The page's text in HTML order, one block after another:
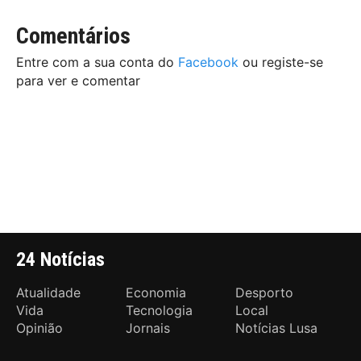
Comentários
Entre com a sua conta do Facebook ou registe-se
para ver e comentar
24 Notícias
Atualidade Economia
Desporto
Vida
Tecnologia
Local
Opinião
Jornais Notícias Lusa